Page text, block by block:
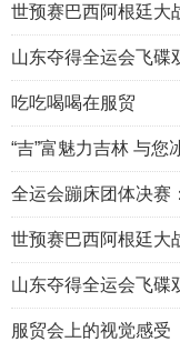
世预赛巴西阿根廷大
山东夺得全运会飞碟
吃吃喝喝在服贸
“吉”富魅力吉林 与您
全运会蹦床团体决赛
世预赛巴西阿根廷大
山东夺得全运会飞碟
服贸会上的视觉感受